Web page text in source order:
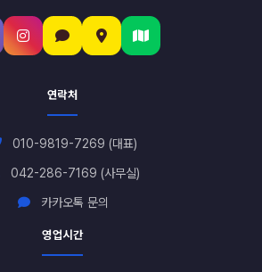
연락처
010-9819-7269 (대표)
042-286-7169 (사무실)
카카오톡 문의
영업시간